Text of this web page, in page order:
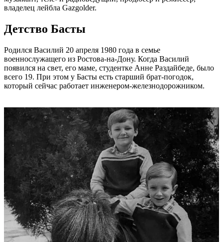
владелец лейбла Gazgolder.
Детство Басты
Родился Василий 20 апреля 1980 года в семье
военнослужащего из Ростова-на-Дону. Когда Василий
появился на свет, его маме, студентке Анне Раздайбеде, было
всего 19. При этом у Басты есть старший брат-погодок,
который сейчас работает инженером-железнодорожником.